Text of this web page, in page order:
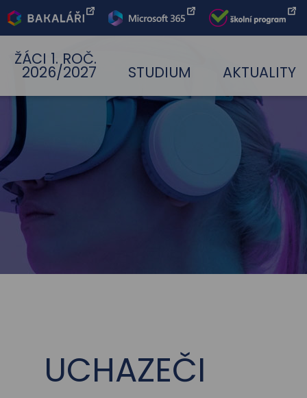
ŽÁCI 1. ROČ.
2026/2027 STUDIUM AKTUALITY
Bakaláři Office 365
Škoní
UCHAZEČI